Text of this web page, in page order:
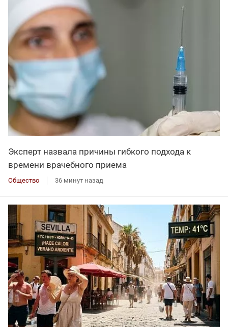
Эксперт назвала причины гибкого подхода к
времени врачебного приема
Общество 36 минут назад